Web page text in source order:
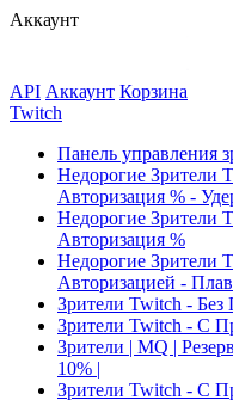
Аккаунт
API Аккаунт Корзина
Twitch
Панель управления
Недорогие Зрители
Авторизация % -
Недорогие Зрители
Авторизация %
Недорогие Зрители
Авторизацией -
Зрители Twitch -
Зрители Twitch - С
Зрители | MQ |
10% |
Зрители Twitch - С